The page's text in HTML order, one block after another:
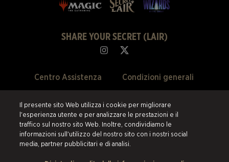
SHARE YOUR SECRET (LAIR)
Centro Assistenza
Svendite Passate
Preferenze Cookie
Condizioni generali
Politica di rimborso
Il presente sito Web utilizza i cookie per migliorare
l'esperienza utente e per analizzare le prestazioni e il
traffico sul nostro sito Web. Inoltre, condividiamo le
informazioni sull'utilizzo del nostro sito con i nostri social
media, partner pubblicitari e di analisi.